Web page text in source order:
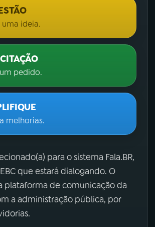
uma ideia.
pedido.
melhorias.
para o sistema Fala.BR,
que estará dialogando. O
plataforma de comunicação da
a administração pública, por